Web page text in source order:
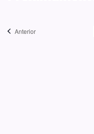
AnteriorEventos